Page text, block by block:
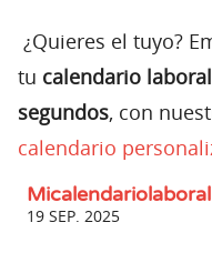
¿Quieres el tuyo?
tu calendario
segundos, con
calendario
19 SEP. 2025